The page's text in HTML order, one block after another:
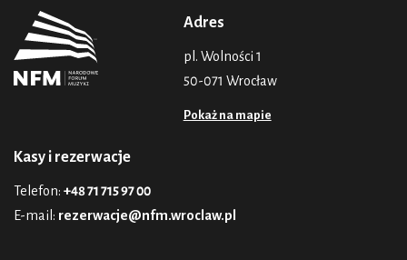
Adres
pl. Wolności 1
50-071 Wrocław
Pokaż na mapie
Kasy i rezerwacje
Telefon: +48 71 715 97 00
E-mail: rezerwacje@nfm.wroclaw.pl